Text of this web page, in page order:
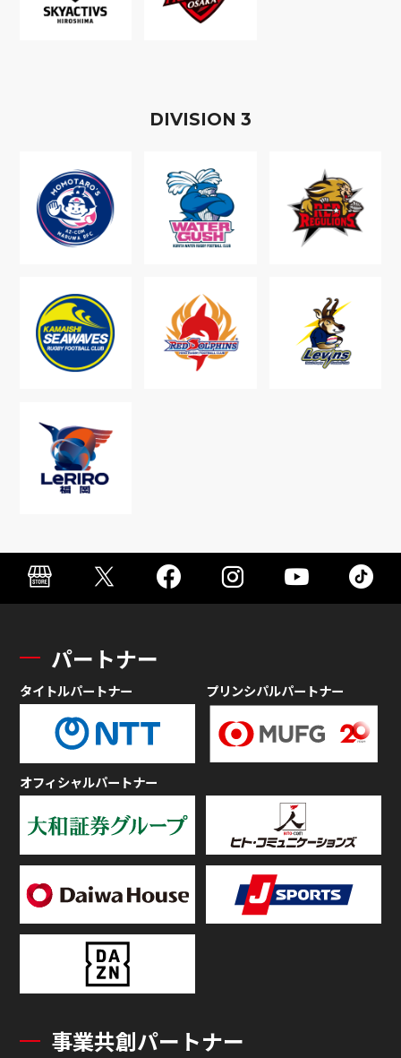
DIVISION 3
パートナー
タイトルパートナー プリンシパルパートナー
オフィシャルパートナー
事業共創パートナー